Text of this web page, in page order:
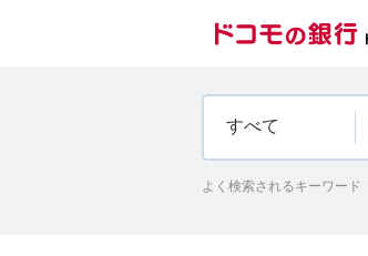
すべて
よく検索されるキーワード